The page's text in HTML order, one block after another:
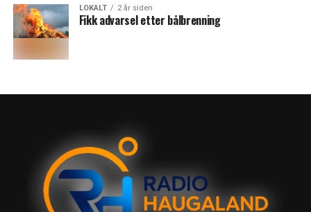
LOKALT 2 år siden
Fikk advarsel etter bålbrenning